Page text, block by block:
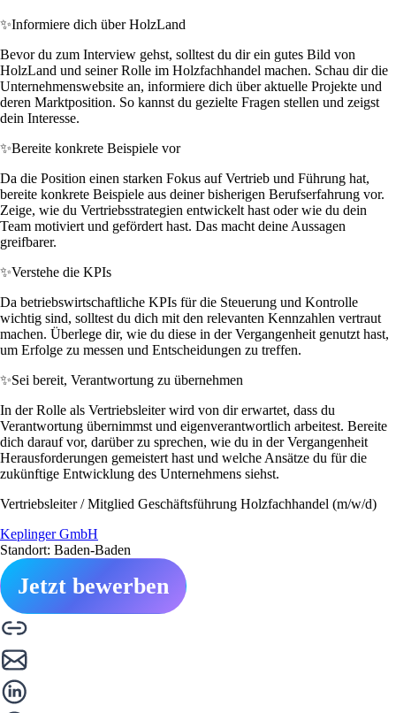
✨Informiere dich über HolzLand
Bevor du zum Interview gehst, solltest du dir ein gutes Bild von
HolzLand und seiner Rolle im Holzfachhandel machen. Schau dir die
Unternehmenswebsite an, informiere dich über aktuelle Projekte und
deren Marktposition. So kannst du gezielte Fragen stellen und zeigst
dein Interesse.
✨Bereite konkrete Beispiele vor
Da die Position einen starken Fokus auf Vertrieb und Führung hat,
bereite konkrete Beispiele aus deiner bisherigen Berufserfahrung vor.
Zeige, wie du Vertriebsstrategien entwickelt hast oder wie du dein
Team motiviert und gefördert hast. Das macht deine Aussagen
greifbarer.
✨Verstehe die KPIs
Da betriebswirtschaftliche KPIs für die Steuerung und Kontrolle
wichtig sind, solltest du dich mit den relevanten Kennzahlen vertraut
machen. Überlege dir, wie du diese in der Vergangenheit genutzt hast,
um Erfolge zu messen und Entscheidungen zu treffen.
✨Sei bereit, Verantwortung zu übernehmen
In der Rolle als Vertriebsleiter wird von dir erwartet, dass du
Verantwortung übernimmst und eigenverantwortlich arbeitest. Bereite
dich darauf vor, darüber zu sprechen, wie du in der Vergangenheit
Herausforderungen gemeistert hast und welche Ansätze du für die
zukünftige Entwicklung des Unternehmens siehst.
Vertriebsleiter / Mitglied Geschäftsführung Holzfachhandel (m/w/d)
Keplinger GmbH
Standort: Baden-Baden
Jetzt bewerben